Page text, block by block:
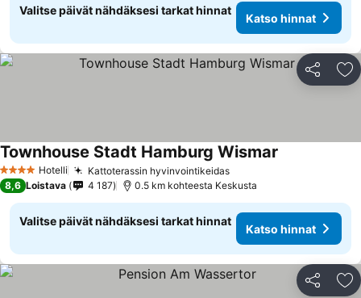
Valitse päivät nähdäksesi tarkat hinnat
Katso hinnat
Jaa
4 Tähtiluokitus
Hotelli Kattoterassin hyvinvointikeidasKatso hinnat
Townhouse Stadt Hamburg Wismar
8,6 Loistava 4 187 0.5 km kohteesta Keskusta
Valitse päivät nähdäksesi tarkat hinnat
Katso hinnat
Jaa